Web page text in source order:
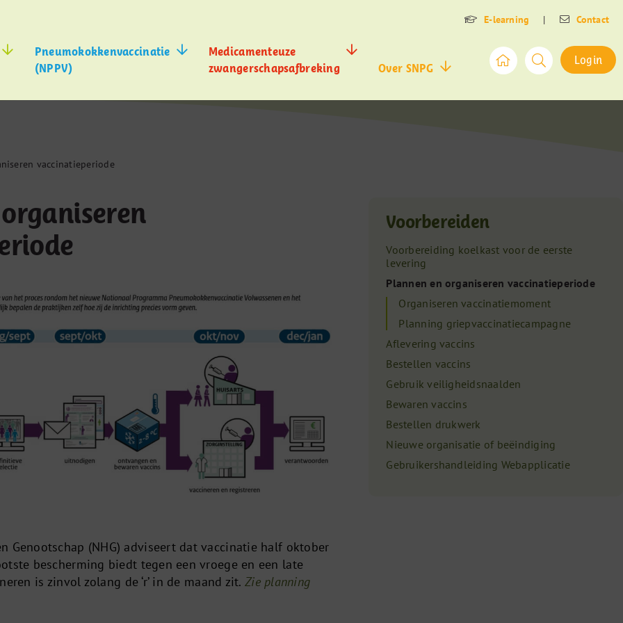
E-learning | Contact
Pneumokokkenvaccinatie
(NPPV)
Medicamenteuze
zwangerschapsafbreking
Over SNPG
Login
vaccinatieperiode
Genootschap (NHG) adviseert dat vaccinatie half oktober
bescherming biedt tegen een vroege en een late
is zinvol zolang de ‘r’ in de maand zit. Zie planning
Voorbereiden
Voorbereiding koelkast voor de eerste
levering
Plannen en organiseren vaccinatieperiode
Organiseren vaccinatiemoment
Planning griepvaccinatiecampagne
Aflevering vaccins
Bestellen vaccins
Gebruik veiligheidsnaalden
Bewaren vaccins
Bestellen drukwerk
Nieuwe organisatie of beëindiging
Gebruikershandleiding Webapplicatie